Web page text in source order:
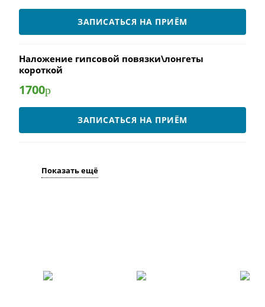
ЗАПИСАТЬСЯ НА ПРИЁМ
Наложение гипсовой повязки\лонгеты
короткой
1700р
ЗАПИСАТЬСЯ НА ПРИЁМ
Показать ещё